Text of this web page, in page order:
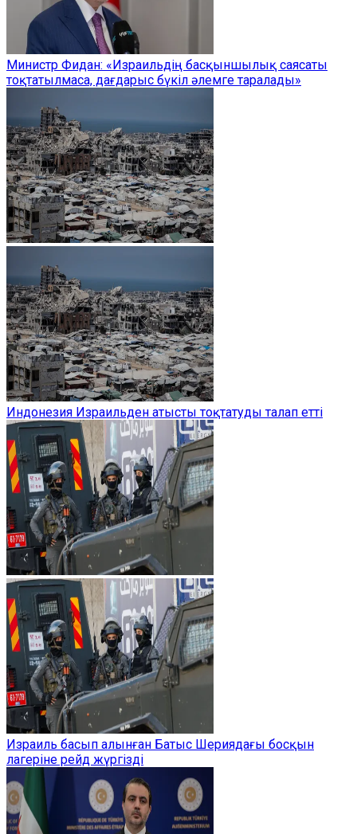
Министр Фидан: «Израильдің басқыншылық саясаты
тоқтатылмаса, дағдарыс бүкіл әлемге таралады»
Индонезия Израильден атысты тоқтатуды талап етті
Израиль басып алынған Батыс Шериядағы босқын
лагеріне рейд жүргізді